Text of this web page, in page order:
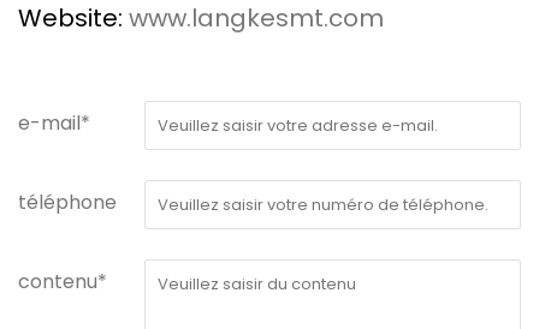
Website: www.langkesmt.com
e-mail*
téléphone
contenu*